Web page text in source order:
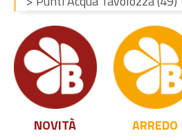
NOVITÀ
ARREDO